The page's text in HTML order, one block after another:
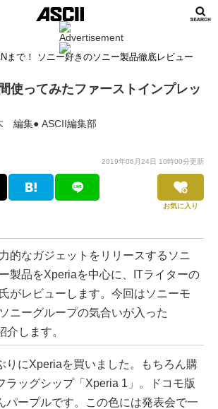
まで！ ソニー好きのソニー製品徹底レビュー
使ってみたファーストインプレッ
編集● ASCII編集部
2019年06月24日 10時00分更新
お気に入り
的なガジェットをリリースするソニ
製品をXperiaを中心に、ITライターの
がレビューします。今回はソニーモ
ニーグループの気合いが入った
介します。
にXperiaを買いました。もちろん購
ラッグシップ「Xperia 1」。ドコモ版
パープルです。この色には発表会で一